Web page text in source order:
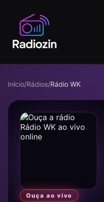
Início/Rádios/Rádio WK
Ouça ao vivo